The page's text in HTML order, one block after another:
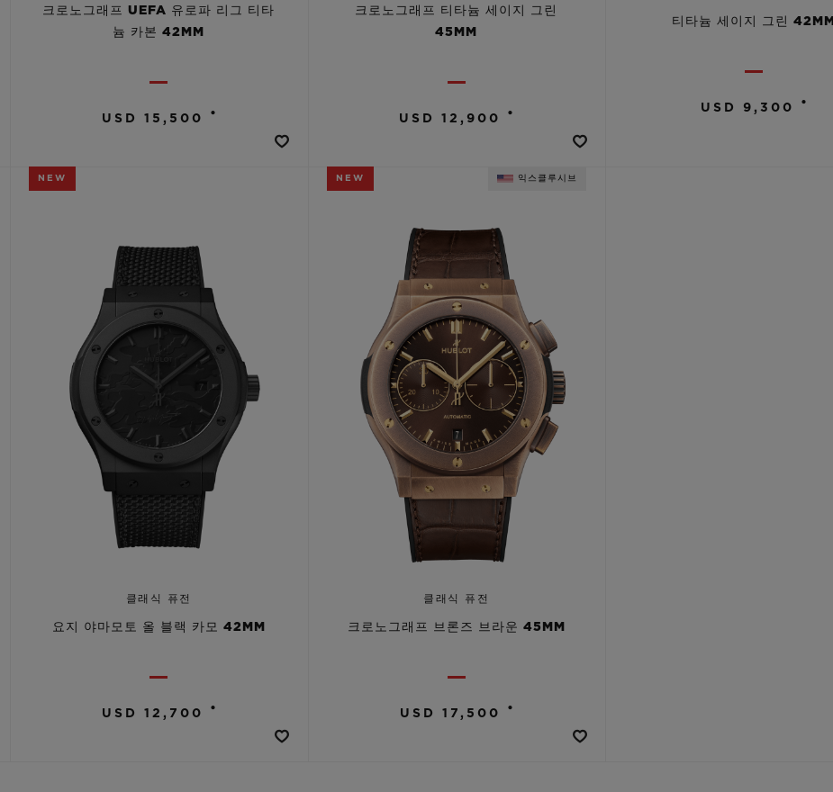
크로노그래프 UEFA 유로파 리그 티타
늄 카본 42MM
USD 15,500 •
크로노그래프 티타늄 세이지 그린
45MM
USD 12,900 •
티타늄 세이지 그린 42MM
USD 9,300 •
NEW
클래식 퓨전
요지 야마모토 올 블랙 카모 42MM
USD 12,700 •
NEW 익스클루시브
클래식 퓨전
크로노그래프 브론즈 브라운 45MM
USD 17,500 •